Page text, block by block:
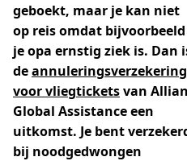
geboekt, maar je kan niet
op reis omdat bijvoorbeeld
je opa ernstig ziek is. Dan
deannuleringsverzekering
voor vliegticketsvan
Global Assistance een
uitkomst. Je bent
bij noodgedwongen